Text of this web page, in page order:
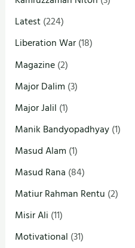
Latest(224)
Liberation War(18)
Magazine(2)
Major Dalim (3)
Major Jalil (1)
Manik Bandyopadhyay(1)
Masud Alam (1)
Masud Rana (84)
Matiur Rahman Rentu (2)
Misir Ali (11)
Motivational (31)